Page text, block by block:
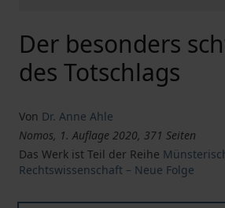
Der besonders
des Totschlags
Von Dr. Anne Ahle
Nomos, 1. Auflage 2020, 371 Seiten
Das Werk ist Teil der Reihe
Rechtswissenschaft – Neue Folge